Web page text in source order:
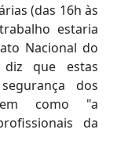
(das 16h às
estaria
Nacional do
que estas
dos
como "a
da